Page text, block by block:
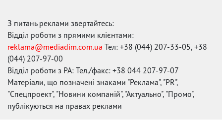
З питань реклами звертайтесь:
Відділ роботи з прямими клієнтами:
reklama@mediadim.com.ua Тел: +38 (044) 207-33-05, +38
(044) 207-97-00
Відділ роботи з РА: Тел./факс: +38 044 207-97-07
Матеріали, що позначені знаками "Реклама", "PR",
"Спецпроект", "Новини компаній", "Актуально", "Промо",
публікуються на правах реклами